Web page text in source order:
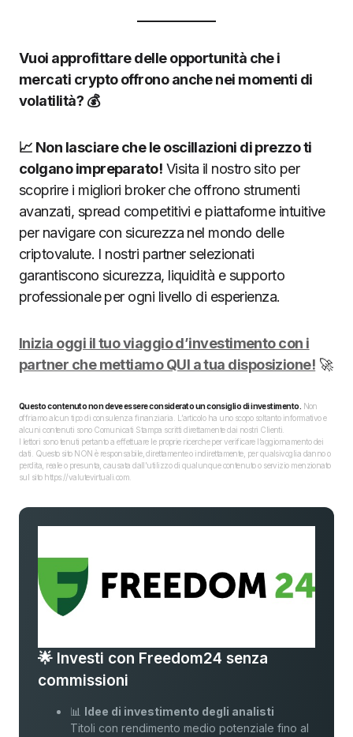
Vuoi approfittare delle opportunità che i
mercati crypto offrono anche nei momenti di
volatilità? 💰
📈 Non lasciare che le oscillazioni di prezzo ti
colgano impreparato! Visita il nostro sito per
scoprire i migliori broker che offrono strumenti
avanzati, spread competitivi e piattaforme intuitive
per navigare con sicurezza nel mondo delle
criptovalute. I nostri partner selezionati
garantiscono sicurezza, liquidità e supporto
professionale per ogni livello di esperienza.
Inizia oggi il tuo viaggio d’investimento con i
partner che mettiamo QUI a tua disposizione! 🚀
Questo contenuto non deve essere considerato un consiglio di investimento. Non
offriamo alcun tipo di consulenza finanziaria. L’articolo ha uno scopo soltanto informativo e
alcuni contenuti sono Comunicati Stampa scritti direttamente dai nostri Clienti.
I lettori sono tenuti pertanto a effettuare le proprie ricerche per verificare l’aggiornamento dei
dati. Questo sito NON è responsabile, direttamente o indirettamente, per qualsivoglia danno o
perdita, reale o presunta, causata dall'utilizzo di qualunque contenuto o servizio menzionato
sul sito https://valutevirtuali.com.
🌟 Investi con Freedom24 senza
commissioni
📊 Idee di investimento degli analisti
Titoli con rendimento medio potenziale fino al